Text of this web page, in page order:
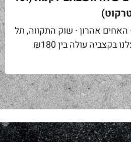
האחים אהרון · שוק התקווה, תל
אביב קילו אנטרקוט אצלנו בקצביה עולה בין ₪180